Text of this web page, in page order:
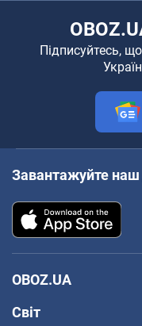
Підписуйтесь,
Завантажуйте наш
OBOZ.UA
Світ